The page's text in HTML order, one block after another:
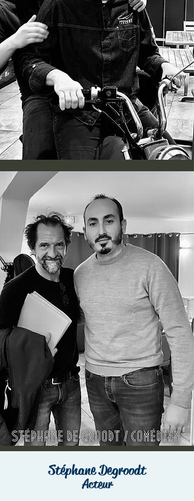
Stéphane Degroodt
Acteur